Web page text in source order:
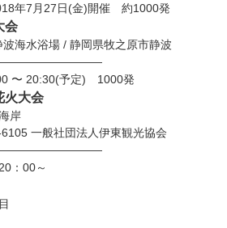
年7月27日(金)開催 約1000発
会
海水浴場 / 静岡県牧之原市静波
〜 20:30(予定) 1000発
火大会
岸
一般社団法人伊東観光協会
20：00～